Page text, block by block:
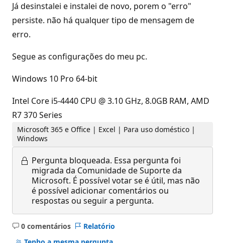
Já desinstalei e instalei de novo, porem o "erro"
persiste. não há qualquer tipo de mensagem de
erro.
Segue as configurações do meu pc.
Windows 10 Pro 64-bit
Intel Core i5-4440 CPU @ 3.10 GHz, 8.0GB RAM, AMD
R7 370 Series
Microsoft 365 e Office | Excel | Para uso doméstico |
Windows
Pergunta bloqueada. Essa pergunta foi
migrada da Comunidade de Suporte da
Microsoft. É possível votar se é útil, mas não
é possível adicionar comentários ou
respostas ou seguir a pergunta.
0 comentários
Sem
Relatório